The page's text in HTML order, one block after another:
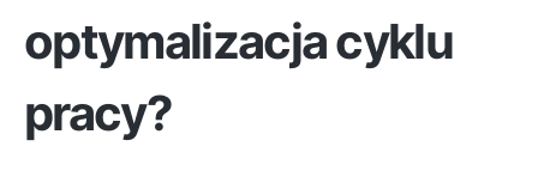
optymalizacja cyklu
pracy?